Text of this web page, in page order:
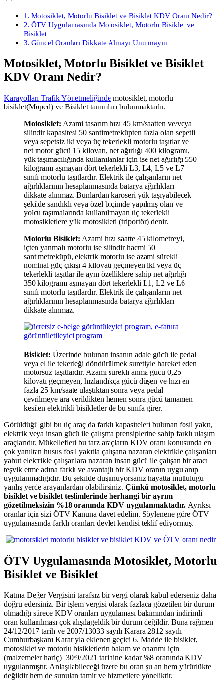
Motosiklet, Motorlu Bisiklet ve Bisiklet KDV Oranı Nedir?
ÖTV Uygulamasında Motosiklet, Motorlu Bisiklet ve
Bisiklet
Güncel Oranları Dikkate Almayı Unutmayın
Motosiklet, Motorlu Bisiklet ve Bisiklet
KDV Oranı Nedir?
Karayolları Trafik Yönetmeliğinde motosiklet, motorlu
bisiklet(Moped) ve Bisiklet tanımları bulunmaktadır.
Motosiklet: Azami tasarım hızı 45 km/saatten ve/veya
silindir kapasitesi 50 santimetreküpten fazla olan sepetli
veya sepetsiz iki veya üç tekerlekli motorlu taşıtlar ve
net motor gücü 15 kilovatı, net ağırlığı 400 kilogramı,
yük taşımacılığında kullanılanlar için ise net ağırlığı 550
kilogramı aşmayan dört tekerlekli L3, L4, L5 ve L7
sınıfı motorlu taşıtlardır. Elektrik ile çalışanların net
ağırlıklarının hesaplanmasında batarya ağırlıkları
dikkate alınmaz. Bunlardan karoseri yük taşıyabilecek
şekilde sandıklı veya özel biçimde yapılmış olan ve
yolcu taşımalarında kullanılmayan üç tekerlekli
motosikletlere yük motosikleti (triportör) denir.
Motorlu Bisiklet: Azami hızı saatte 45 kilometreyi,
içten yanmalı motorlu ise silindir hacmi 50
santimetreküpü, elektrik motorlu ise azami sürekli
nominal güç çıkışı 4 kilovatı geçmeyen iki veya üç
tekerlekli taşıtlar ile aynı özelliklere sahip net ağırlığı
350 kilogramı aşmayan dört tekerlekli L1, L2 ve L6
sınıfı motorlu taşıtlardır. Elektrik ile çalışanların net
ağırlıklarının hesaplanmasında batarya ağırlıkları
dikkate alınmaz.
Bisiklet: Üzerinde bulunan insanın adale gücü ile pedal
veya el ile tekerleği döndürülmek suretiyle hareket eden
motorsuz taşıtlardır. Azami sürekli anma gücü 0,25
kilovatı geçmeyen, hızlandıkça gücü düşen ve hızı en
fazla 25 km/saate ulaştıktan sonra veya pedal
çevrilmeye ara verildikten hemen sonra gücü tamamen
kesilen elektrikli bisikletler de bu sınıfa girer.
Görüldüğü gibi bu üç araç da farklı kapasiteleri bulunan fosil yakıt,
elektrik veya insan gücü ile çalışma prensiplerine sahip farklı ulaşım
araçlarıdır. Mükellefleri bu tarz araçların KDV oranı konusunda en
çok yanıltan husus fosil yakıtla çalışana nazaran elektrikle çalışanları
yahut elektrikle çalışanlara nazaran insan gücü ile çalışan bir aracı
teşvik etme adına farklı ve avantajlı bir KDV oranın uygulanıp
uygulanmadığıdır. Bu şekilde düşünüyorsanız hayatta mutluluğu
yanlış yerde arayanlardan olabilirsiniz. Çünkü motosiklet, motorlu
bisiklet ve bisiklet teslimlerinde herhangi bir ayrım
gözetilmeksizin %18 oranında KDV uygulanmaktadır. Ayrıksı
oranlar için sizi ÖTV Kanuna davet edelim. Söylenene göre ÖTV
uygulamasında farklı oranları devlet kendisi teklif ediyormuş.
ÖTV Uygulamasında Motosiklet, Motorlu
Bisiklet ve Bisiklet
Katma Değer Vergisini tarafsız bir vergi olarak kabul ederseniz daha
doğru edersiniz. Bir işlem vergisi olarak fazlaca gözetilen bir durum
olmadığı sürece KDV oranları uygulaması bakımından indirimli
oran kullanılması çok alışılageldik bir durum değildir. Buna rağmen
24/12/2017 tarih ve 2007/13033 sayılı Karara 2812 sayılı
Cumhurbaşkanı Kararıyla eklenen geçici 6. Madde ile bisiklet,
motosiklet ve motorlu bisikletlerin bakım ve onarımı için
(malzemeler hariç) 30/9/2021 tarihine kadar %8 oranında KDV
uygulanmıştır. Anlaşılabileceği üzere bu oran şu an hem yürürlükte
değildir hem de sunulan tamir ve hizmetlere yöneliktir.